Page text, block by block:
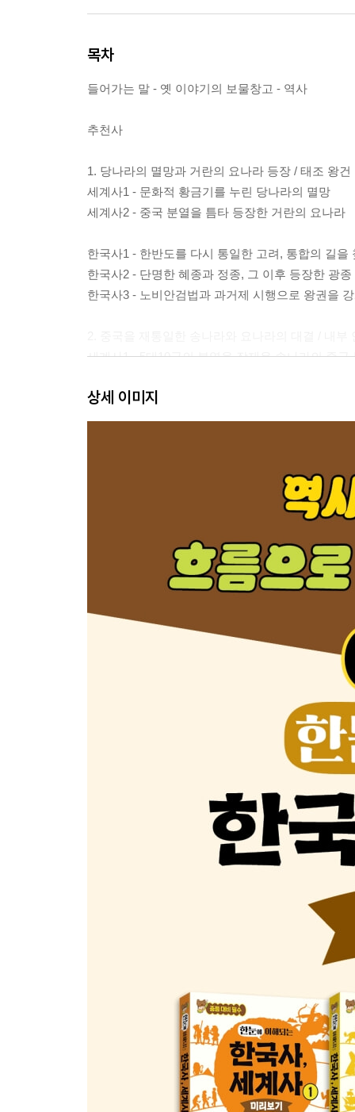
목차
들어가는 말 - 옛 이야기의 보물창고 - 역사
추천사
1. 당나라의 멸망과 거란의 요나라 등장 / 태조 왕
세계사1 - 문화적 황금기를 누린 당나라의 멸망
세계사2 - 중국 분열을 틈타 등장한 거란의 요나라
한국사1 - 한반도를 다시 통일한 고려, 통합의 길을
한국사2 - 단명한 혜종과 정종, 그 이후 등장한 광종
한국사3 - 노비안검법과 과거제 시행으로 왕권을
세계사1 - 5대10국의 분열을 잠재운 송나라의 중국
한국사1 - 유교 사상 도입 및 국자감을 설치한 성종
3. 신성로마제국 황제와 교황의 갈등 / 천리장성
세계사1 - 황제 하인리히 4세와 교황 그레고리오 7
세계사2 - 카노사의 굴욕과 황제의 복수
한국사1 - 천리장성을 쌓아 북방을 경계하다
한국사3 - 송나라와 요나라, 그리고 고려의 외교정
4. 욕심이 숨겨진 종교 전쟁, 십자군 원정 시작 /
세계사2 - 성전 뒤에 숨긴 욕심, 제1차 십자군 전쟁
한국사1 - 윤관, 여진을 정벌하고 동북 9성을 건설
한국사2 - 왕실의 대표적 외척, 이자겸의 난
한국사3 - 서경 천도를 주장한 묘청의 난
5. 일본, 가마쿠라 막부 수립 · 영국, 대헌장 제정 /
세계사1 - 일본, 무사 정권 가마쿠라 막부 수립
6. 중앙아시아와 러시아를 침략한 몽골 / 몽골의 침
세계사1 - 실크로드의 심장, 호라즘을 점령한 몽골
세계사2 - 러시아의 치욕, 타타르의 멍에
한국사1 - 몽골의 1차 침입
한국사2 - 고려 조정의 강화 천도와 몽골의 재침입
상세 이미지